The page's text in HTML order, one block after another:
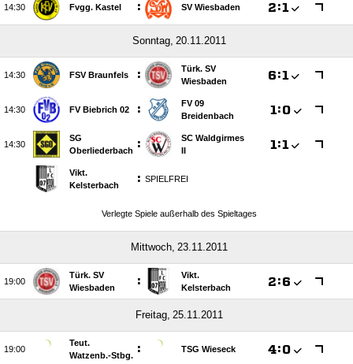
 Fvgg. Kastel : SV Wiesbaden :
 
 FSV Braunfels :
Türk. SV
Wiesbaden
:
 FV Biebrich 02 :
FV 09
Breidenbach
 :

SG
Oberliederbach :
SC Waldgirmes
II
 :
Vikt.
Kelsterbach
: SPIELFREI
Verlegte Spiele außerhalb des Spieltages
 

Türk. SV
Wiesbaden
:
Vikt.
Kelsterbach
:
 

Teut.
Watzenb.-Stbg. : TSG Wieseck :